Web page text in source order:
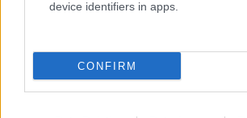
device identifiers in apps.
CONFIRM
Πελοποννήσου. Έτσι λοιπόν, το
ηλεκτροπαραγωγής με πετρέλαιο,
μια νέα εποχή καθαρής και